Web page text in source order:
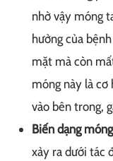
nhờ vậy móng
hưởng của
mặt mà còn
móng này là cơ
vào bên trong,
Biến dạng
xảy ra dưới tác